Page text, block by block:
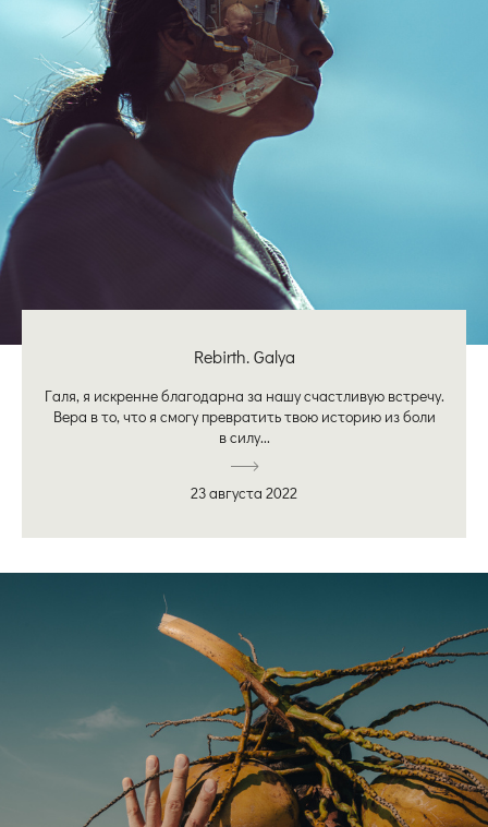
Rebirth. Galya
Галя, я искренне благодарна за нашу счастливую встречу.
Вера в то, что я смогу превратить твою историю из боли
в силу...
23 августа 2022